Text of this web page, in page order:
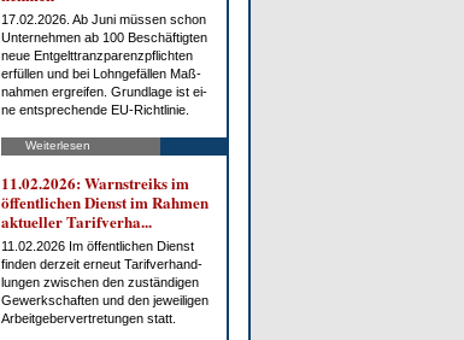
17.02.2026. Ab Ju­ni müs­sen schon
Un­ter­neh­men ab 100 Be­schäf­tig­ten
neue Ent­gelt­tranz­pa­renz­pflich­ten
er­fül­len und bei Lohn­ge­fäl­len Maß­
nah­men er­grei­fen. Grund­la­ge ist ei­
ne ent­spre­chen­de EU-Richt­li­nie.
Weiterlesen
11.02.2026: Warn­streiks im
öf­fent­li­chen Dienst im Rah­men
ak­tu­el­ler Ta­rif­ver­ha...
11.02.2026 Im öf­fent­li­chen Dienst
fin­den der­zeit er­neut Ta­rif­ver­hand­
lun­gen zwi­schen den zu­stän­di­gen
Ge­werk­schaf­ten und den je­wei­li­gen
Ar­beit­ge­ber­ver­tre­tun­gen statt.